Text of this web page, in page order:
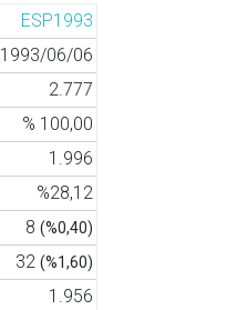
ESP1993
1993/06/06
2.777
% 100,00
1.996
%28,12
8 (%0,40)
32 (%1,60)
1.956